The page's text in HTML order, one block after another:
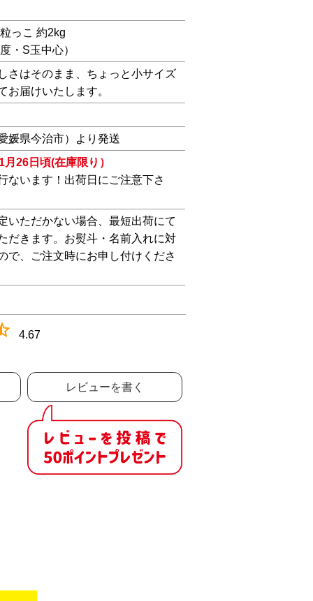
っこ 約2kg
・S玉中心）
さはそのまま、ちょっと小サイズ
お届けいたします。
媛県今治市）より発送
26日頃(在庫限り）
ないます！出荷日にご注意下さ
いただかない場合、最短出荷にて
だきます。お熨斗・名前入れに対
で、ご注文時にお申し付けくださ
4.67
レビューを書く